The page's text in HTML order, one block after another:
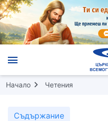
Начало Четения
Съдържание